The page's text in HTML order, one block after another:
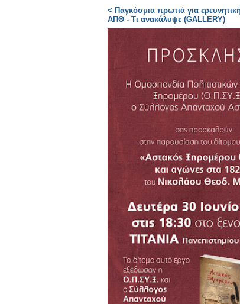
< Παγκόσμια πρωτιά για
ΑΠΘ - Τι ανακάλυψε (GALLERY)